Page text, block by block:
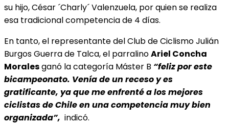
su hijo, César ´Charly´ Valenzuela, por quien se realiza
esa tradicional competencia de 4 días.
En tanto, el representante del Club de Ciclismo Julián
Burgos Guerra de Talca, el parralinoAriel Concha
Moralesganó la categoría Máster B “feliz por este
bicampeonato. Venía de un receso y es
gratificante, ya que me enfrenté a los mejores
ciclistas de Chile en una competencia muy bien
organizada”, indicó.